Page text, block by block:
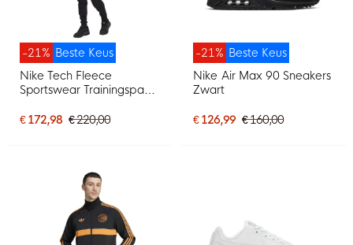
Beste Keus
-21%
Nike Tech Fleece
Sportswear Trainingspak
€ 172,98 € 220,00
Beste Keus
-21%
Nike Air Max 90 Sneakers
Zwart
€ 126,99 € 160,00